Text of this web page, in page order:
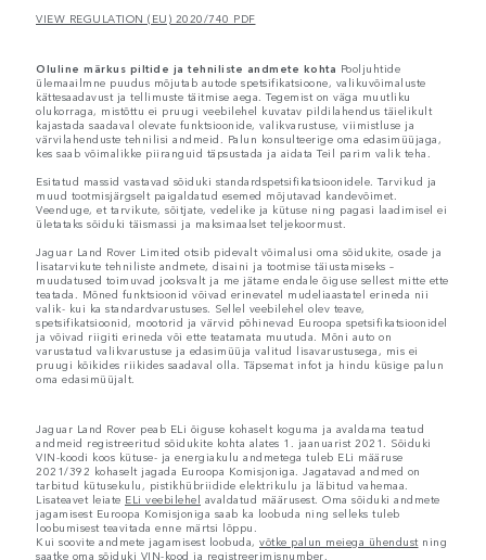
VIEW REGULATION (EU) 2020/740 PDF
Oluline märkus piltide ja tehniliste andmete kohta Pooljuhtide
ülemaailmne puudus mõjutab autode spetsifikatsioone, valikuvõimaluste
kättesaadavust ja tellimuste täitmise aega. Tegemist on väga muutliku
olukorraga, mistõttu ei pruugi veebilehel kuvatav pildilahendus täielikult
kajastada saadaval olevate funktsioonide, valikvarustuse, viimistluse ja
värvilahenduste tehnilisi andmeid. Palun konsulteerige oma edasimüüjaga,
kes saab võimalikke piiranguid täpsustada ja aidata Teil parim valik teha.
Esitatud massid vastavad sõiduki standardspetsifikatsioonidele. Tarvikud ja
muud tootmisjärgselt paigaldatud esemed mõjutavad kandevõimet.
Veenduge, et tarvikute, sõitjate, vedelike ja kütuse ning pagasi laadimisel ei
ületataks sõiduki täismassi ja maksimaalset teljekoormust.
Jaguar Land Rover Limited otsib pidevalt võimalusi oma sõidukite, osade ja
lisatarvikute tehniliste andmete, disaini ja tootmise täiustamiseks –
muudatused toimuvad jooksvalt ja me jätame endale õiguse sellest mitte ette
teatada. Mõned funktsioonid võivad erinevatel mudeliaastatel erineda nii
valik- kui ka standardvarustuses. Sellel veebilehel olev teave,
spetsifikatsioonid, mootorid ja värvid põhinevad Euroopa spetsifikatsioonidel
ja võivad riigiti erineda või ette teatamata muutuda. Mõni auto on
varustatud valikvarustuse ja edasimüüja valitud lisavarustusega, mis ei
pruugi kõikides riikides saadaval olla. Täpsemat infot ja hindu küsige palun
oma edasimüüjalt.
Jaguar Land Rover peab ELi õiguse kohaselt koguma ja avaldama teatud
andmeid registreeritud sõidukite kohta alates 1. jaanuarist 2021. Sõiduki
VIN-koodi koos kütuse- ja energiakulu andmetega tuleb ELi määruse
2021/392 kohaselt jagada Euroopa Komisjoniga. Jagatavad andmed on
tarbitud kütusekulu, pistikhübriidide elektrikulu ja läbitud vahemaa.
Lisateavet leiate ELi veebilehel avaldatud määrusest. Oma sõiduki andmete
jagamisest Euroopa Komisjoniga saab ka loobuda ning selleks tuleb
loobumisest teavitada enne märtsi lõppu.
Kui soovite andmete jagamisest loobuda, võtke palun meiega ühendust ning
saatke oma sõiduki VIN-kood ja registreerimisnumber.